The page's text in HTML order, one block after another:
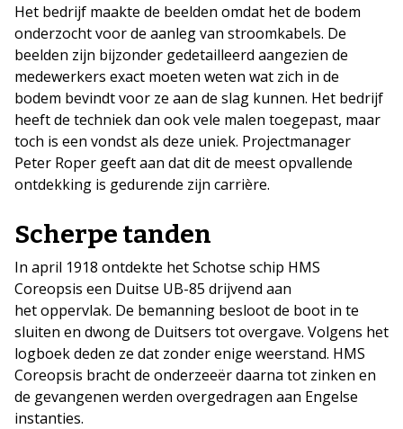
Het bedrijf maakte de beelden omdat het de bodem
onderzocht voor de aanleg van stroomkabels. De
beelden zijn bijzonder gedetailleerd aangezien de
medewerkers exact moeten weten wat zich in de
bodem bevindt voor ze aan de slag kunnen. Het bedrijf
heeft de techniek dan ook vele malen toegepast, maar
toch is een vondst als deze uniek. Projectmanager
Peter Roper geeft aan dat dit de meest opvallende
ontdekking is gedurende zijn carrière.
Scherpe tanden
In april 1918 ontdekte het Schotse schip HMS
Coreopsis een Duitse UB-85 drijvend aan
het oppervlak. De bemanning besloot de boot in te
sluiten en dwong de Duitsers tot overgave. Volgens het
logboek deden ze dat zonder enige weerstand. HMS
Coreopsis bracht de onderzeeër daarna tot zinken en
de gevangenen werden overgedragen aan Engelse
instanties.